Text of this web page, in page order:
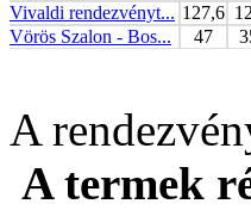
Vivaldi rendezvényt... 127,6
Vörös Szalon - Bos...
47
A
A termek